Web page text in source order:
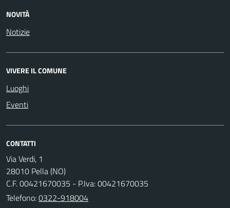
NOVITÀ
Notizie
VIVERE IL COMUNE
Luoghi
Eventi
CONTATTI
Via Verdi, 1
28010 Pella (NO)
C.F. 00421670035 - P.Iva: 00421670035
Telefono:0322-918004